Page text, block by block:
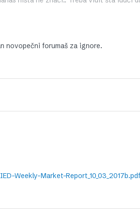
novopečni forumaš za ignore.
Weekly-Market-Report_10_03_2017b.pdf